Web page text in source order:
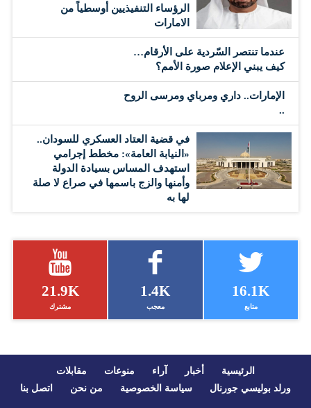
الرؤساء التنفيذيين أوسطياً من
الامارات
عندما تنتصر السّردية على الأرقام…
كيف يبني الإعلام صورة الأمم؟
الإمارات.. داري ومرباي ومرسى الروح
..
في قضية العتاد العسكري للسودان..
«النيابة العامة»: مخطط إجرامي
استهدف المساس بسيادة الدولة
وأمنها والزج باسمها في صراع لا صلة
لها به
21.9K
مشترك
1.4K
معجب
16.1K
متابع
الرئيسية أخبار آراء منوعات
مقابلات
ورلد بوليسي جورنال
سياسة الخصوصية من نحن اتصل بنا